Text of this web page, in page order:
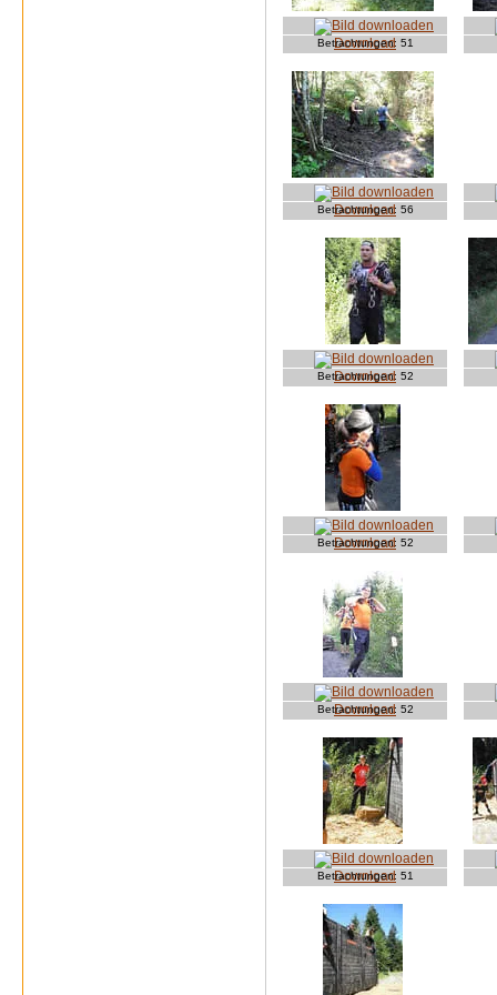
Download
Betrachtungen: 51
Download
Betrachtungen: 56
Download
Betrachtungen: 52
Download
Betrachtungen: 52
Download
Betrachtungen: 52
Download
Betrachtungen: 51